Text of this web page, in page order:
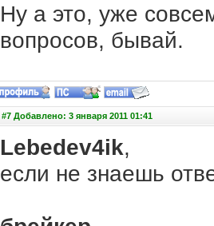
Ну а это, уже
вопросов, бывай.
#7 Добавлено: 3 января 2011 01:41
Lebedev4ik,
если не знаешь